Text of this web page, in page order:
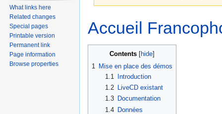
to
to
Accueil
Contents
1
Mise en place des démos
1.1
Introduction
1.2
LiveCD existant
1.3
Documentation
1.4 Données
What links here
Related changes
Special pages
Printable version
Permanent link
Page information
Browse properties